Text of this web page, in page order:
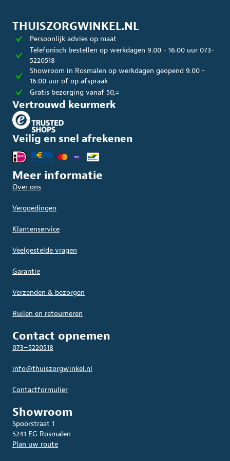
THUISZORGWINKEL.NL
Persoonlijk advies op maat
Telefonisch bestellen op werkdagen 9.00 - 16.00 uur 073-
5220518
Showroom in Rosmalen op werkdagen geopend 9.00 -
16.00 uur of op afspraak
Gratis bezorging vanaf 50,=
Vertrouwd keurmerk
Veilig en snel afrekenen
Meer informatie
Over ons
Vergoedingen
Klantenservice
Veelgestelde vragen
Garantie
Verzenden & bezorgen
Ruilen en retourneren
Contact opnemen
073–5220518
info@thuiszorgwinkel.nl
Contactformulier
Showroom
Spoorstraat 1
5241 EG Rosmalen
Plan uw route